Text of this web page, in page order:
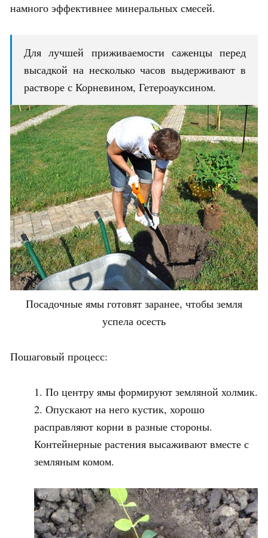
намного эффективнее минеральных смесей.
Для лучшей приживаемости саженцы перед
высадкой на несколько часов выдерживают в
растворе с Корневином, Гетероауксином.
Посадочные ямы готовят заранее, чтобы земля
успела осесть
Пошаговый процесс:
По центру ямы формируют земляной холмик.
Опускают на него кустик, хорошо
расправляют корни в разные стороны.
Контейнерные растения высаживают вместе с
земляным комом.